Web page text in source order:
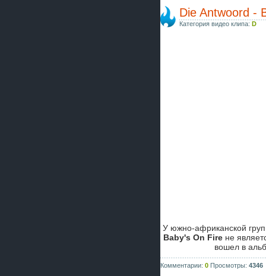
Die Antwoord -
Категория видео клипа: D
У южно-африканской
Baby's On Fireне
вошел в
Комментарии: 0 Просмотры: 4346